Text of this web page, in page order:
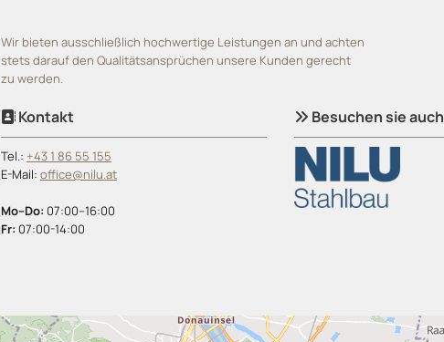
Wir bieten ausschließlich hochwertige Leistungen an und achten
stets darauf den Qualitätsansprüchen unsere Kunden gerecht
zu werden.
 Kontakt
Tel.: +43 1 86 55 155
E-Mail: office@nilu.at
Mo–Do: 07:00–16:00
Fr: 07:00-14:00
 Besuchen sie auch